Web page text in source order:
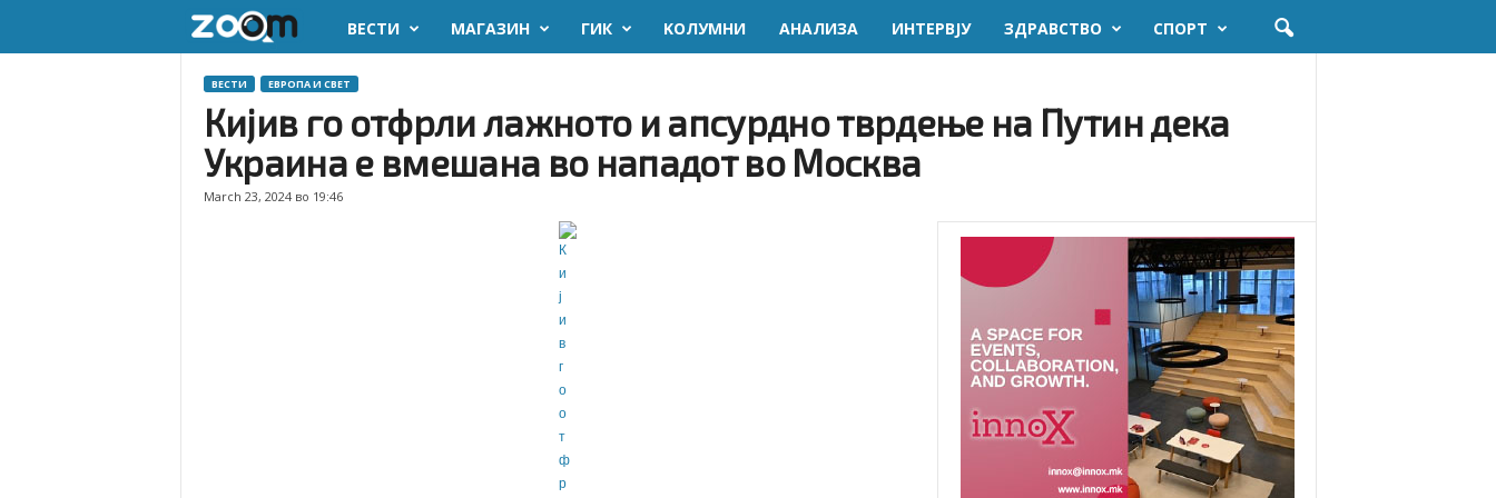
o
o
m
ВЕСТИ МАГАЗИН ГИК KОЛУМНИ AНАЛИЗА ИНТЕРВЈУ ЗДРАВСТВО СПОРТ
ВЕСТИ ЕВРОПА И СВЕТ
Кијив го отфрли лажното и апсурдно тврдење на Путин дека
Украина е вмешана во нападот во Москва
March 23, 2024 во 19:46